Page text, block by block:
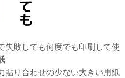
失敗しても何度でも印刷して使
貼り合わせの少ない大きい用紙